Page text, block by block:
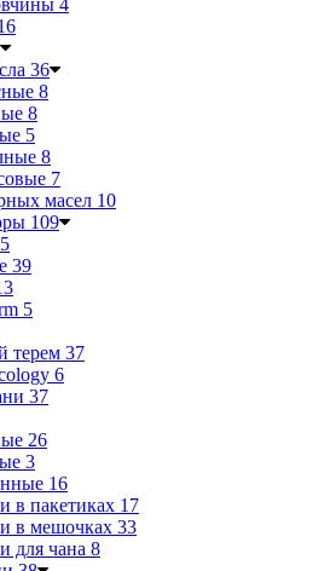
4
36
8
8
5
8
7
масел 10
109
5
39
5
терем 37
6
37
26
3
16
в пакетиках 17
в мешочках 33
для чана 8